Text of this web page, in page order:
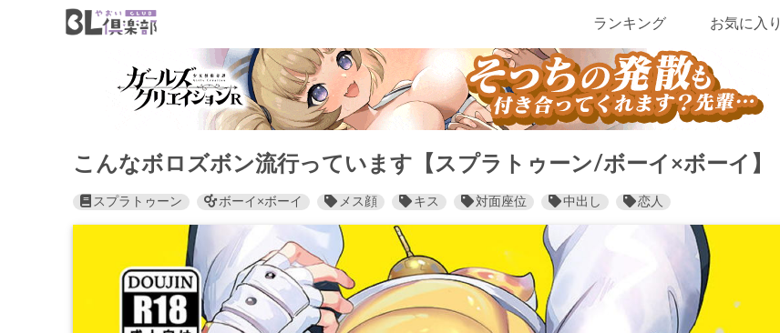
ランキング お気に入り
こんなボロズボン流行っています【スプラトゥーン/ボーイ×ボーイ】
スプラトゥーン ボーイ×ボーイ メス顔 キス 対面座位 中出し 恋人